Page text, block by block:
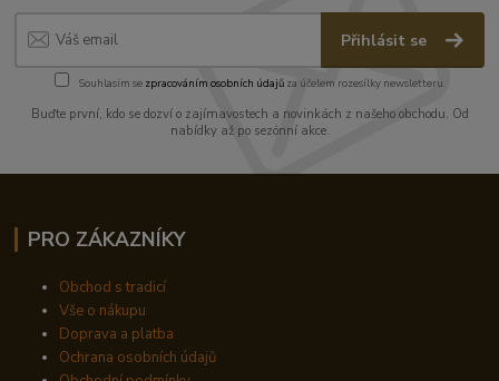
Přihlásit se
Souhlasím se zpracováním osobních údajůza účelem rozesílky newsletteru.
Buďte první, kdo se dozví o zajímavostech a novinkách z našeho obchodu. Od
nabídky až po sezónní akce.
PRO ZÁKAZNÍKY
Obchod s tradicí
Vše o nákupu
Doprava a platba
Ochrana osobních údajů